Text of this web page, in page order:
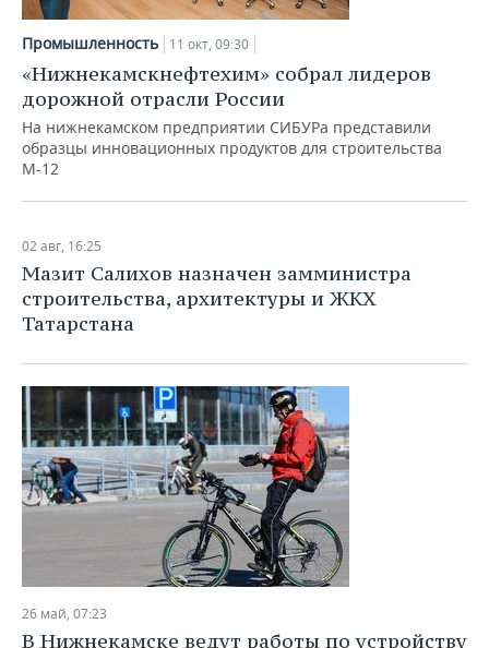
Промышленность 11 окт, 09:30
«Нижнекамскнефтехим» собрал лидеров
дорожной отрасли России
На нижнекамском предприятии СИБУРа представили
образцы инновационных продуктов для строительства
М-12
02 авг, 16:25
Мазит Салихов назначен замминистра
строительства, архитектуры и ЖКХ
Татарстана
26 май, 07:23
В Нижнекамске ведут работы по устройству